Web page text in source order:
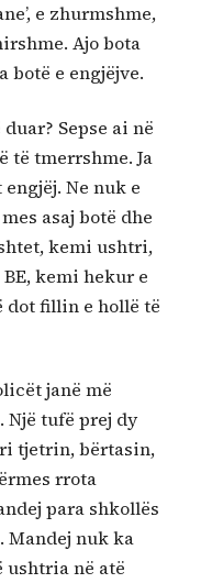
e zhurmshme,
Ajo bota
botë e engjëjve.
Sepse ai në
të tmerrshme. Ja
Ne nuk e
asaj botë dhe
kemi ushtri,
kemi hekur e
dot fillin e hollë të
janë më
Një tufë prej dy
tjetrin, bërtasin,
rrota
para shkollës
Mandej nuk ka
ushtria në atë